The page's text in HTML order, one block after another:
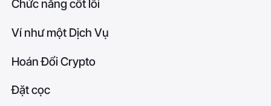
Chức năng cốt lõi
Ví như một Dịch Vụ
Hoán Đổi Crypto
Đặt cọc